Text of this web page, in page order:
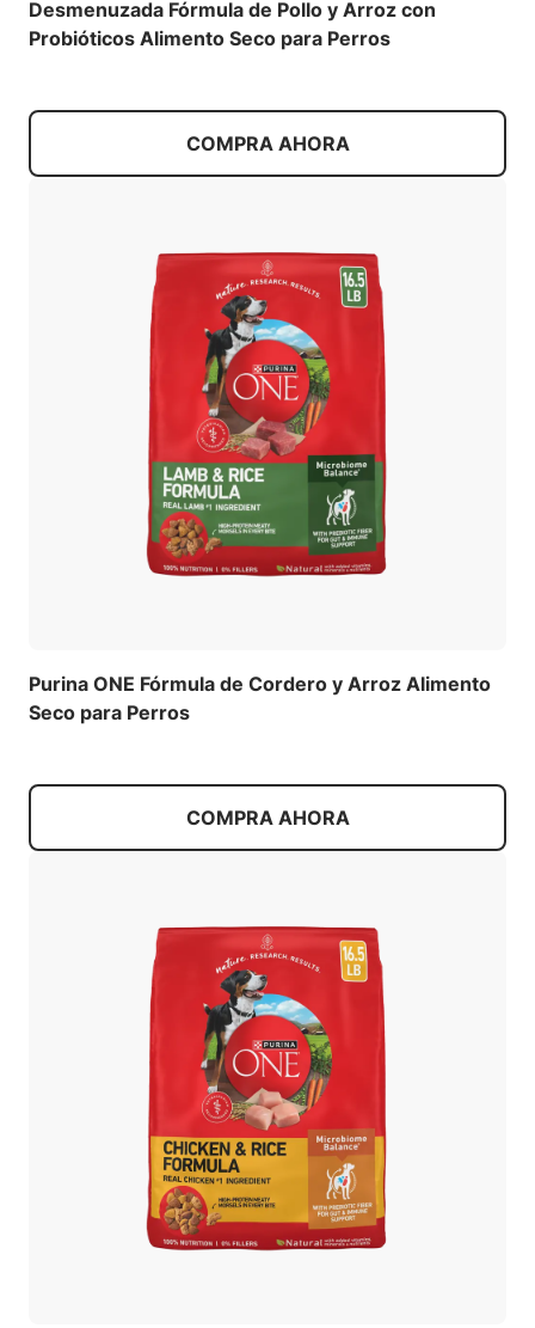
Desmenuzada Fórmula de Pollo y Arroz con
Probióticos Alimento Seco para Perros
COMPRA AHORA
Purina ONE Fórmula de Cordero y Arroz Alimento
Seco para Perros
COMPRA AHORA